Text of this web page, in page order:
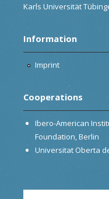
Karls Universität
Information
Imprint
Cooperations
Ibero-American
Foundation, Berlin
Universitat Oberta